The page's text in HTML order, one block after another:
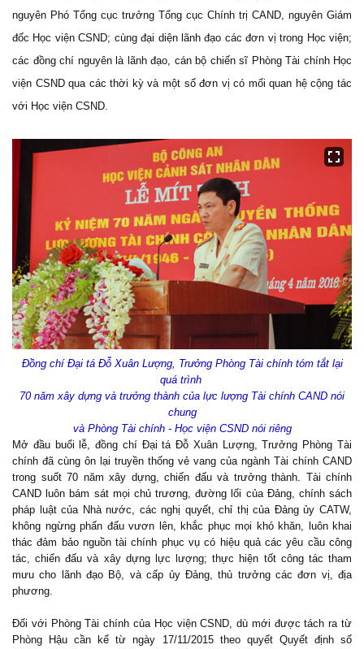
nguyên Phó Tổng cục trưởng Tổng cục Chính trị CAND, nguyên Giám
đốc Học viện CSND; cùng đại diện lãnh đạo các đơn vị trong Học viện;
các đồng chí nguyên là lãnh đạo, cán bộ chiến sĩ Phòng Tài chính Học
viện CSND qua các thời kỳ và một số đơn vị có mối quan hệ cộng tác
với Học viện CSND.
Đồng chí Đại tá Đỗ Xuân Lượng, Trưởng Phòng Tài chính tóm tắt lại
quá trình
70 năm xây dựng và trưởng thành của lực lượng Tài chính CAND nói
chung
và Phòng Tài chính - Học viện CSND nói riêng
Mở đầu buổi lễ, đồng chí Đại tá Đỗ Xuân Lượng, Trưởng Phòng Tài
chính đã cùng ôn lại truyền thống vẻ vang của ngành Tài chính CAND
trong suốt 70 năm xây dựng, chiến đấu và trưởng thành. Tài chính
CAND luôn bám sát mọi chủ trương, đường lối của Đảng, chính sách
pháp luật của Nhà nước, các nghị quyết, chỉ thị của Đảng ủy CATW,
không ngừng phấn đấu vươn lên, khắc phục mọi khó khăn, luôn khai
thác đảm bảo nguồn tài chính phục vụ có hiệu quả các yêu cầu công
tác, chiến đấu và xây dựng lực lượng; thực hiện tốt công tác tham
mưu cho lãnh đạo Bộ, và cấp ủy Đảng, thủ trưởng các đơn vị, địa
phương.
Đối với Phòng Tài chính của Học viện CSND, dù mới được tách ra từ
Phòng Hậu cần kể từ ngày 17/11/2015 theo quyết Quyết định số